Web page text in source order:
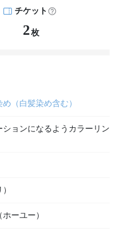
チケット
2 枚
（白髪染め含む）
ションになるようカラーリン
ーユー）